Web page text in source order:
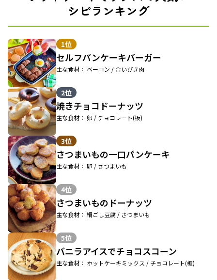
シピランキング
1位
セルフパンケーキバーガー
主な食材： ベーコン / 合いびき肉
2位
焼きチョコドーナッツ
主な食材： 卵 / チョコレート(板)
3位
さつまいもの一口パンケーキ
主な食材： 卵 / さつまいも
4位
さつまいものドーナッツ
主な食材： 絹ごし豆腐 / さつまいも
5位
バニラアイスでチョコスコーン
主な食材： ホットケーキミックス / チョコレート(板)